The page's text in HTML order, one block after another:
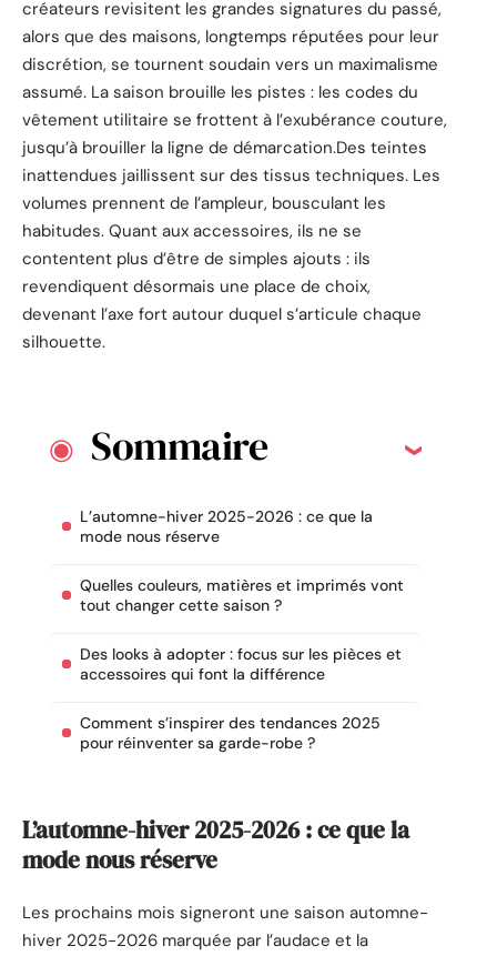
créateurs revisitent les grandes signatures du passé,
alors que des maisons, longtemps réputées pour leur
discrétion, se tournent soudain vers un maximalisme
assumé. La saison brouille les pistes : les codes du
vêtement utilitaire se frottent à l’exubérance couture,
jusqu’à brouiller la ligne de démarcation.Des teintes
inattendues jaillissent sur des tissus techniques. Les
volumes prennent de l’ampleur, bousculant les
habitudes. Quant aux accessoires, ils ne se
contentent plus d’être de simples ajouts : ils
revendiquent désormais une place de choix,
devenant l’axe fort autour duquel s’articule chaque
silhouette.
Sommaire
L’automne-hiver 2025-2026 : ce que la
mode nous réserve
Quelles couleurs, matières et imprimés vont
tout changer cette saison ?
Des looks à adopter : focus sur les pièces et
accessoires qui font la différence
Comment s’inspirer des tendances 2025
pour réinventer sa garde-robe ?
L’automne-hiver 2025-2026 : ce que la
mode nous réserve
Les prochains mois signeront une saison automne-
hiver 2025-2026 marquée par l’audace et la